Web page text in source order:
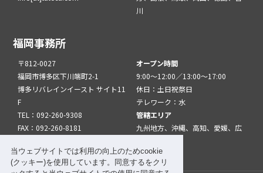
当ウェブサイトでは利用の向上のためcookie
(クッキー)を使用しています。同意するをクリ
川
福岡事務所
〒812-0027
福岡市博多区下川端町2-1
博多リバレインイースト サイト11
F
TEL：092-260-9308
FAX：092-260-8181
オープン時間
9:00～12:00／13:00～17:00
休日：土日祝祭日
テレワーク：水
管轄エリア
九州地方、沖縄、高知、愛媛、広